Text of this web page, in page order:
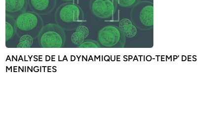
ANALYSE DE LA DYNAMIQUE SPATIO-TEMP’ DES
MENINGITES